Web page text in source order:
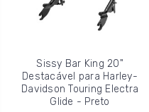
Sissy Bar King 20"
Destacável para Harley-
Davidson Touring Electra
Glide - Preto